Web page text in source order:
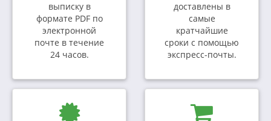
выписку в
формате PDF по
электронной
почте в течение
24 часов.
доставлены в
самые
кратчайшие
сроки с помощью
экспресс-почты.